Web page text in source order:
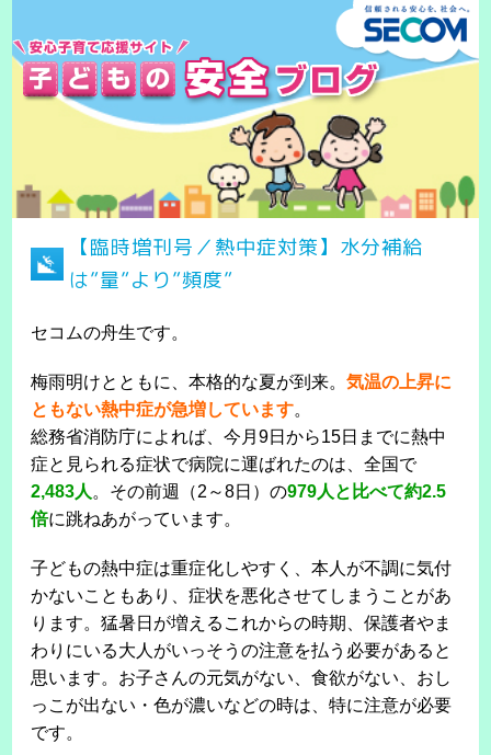
【臨時増刊号／熱中症対策】水分補給
は”量”より”頻度”
セコムの舟生です。
梅雨明けとともに、本格的な夏が到来。気温の上昇に
ともない熱中症が急増しています。
総務省消防庁によれば、今月9日から15日までに熱中
症と見られる症状で病院に運ばれたのは、全国で
2,483人。その前週（2～8日）の979人と比べて約2.5
倍に跳ねあがっています。
子どもの熱中症は重症化しやすく、本人が不調に気付
かないこともあり、症状を悪化させてしまうことがあ
ります。猛暑日が増えるこれからの時期、保護者やま
わりにいる大人がいっそうの注意を払う必要があると
思います。お子さんの元気がない、食欲がない、おし
っこが出ない・色が濃いなどの時は、特に注意が必要
です。